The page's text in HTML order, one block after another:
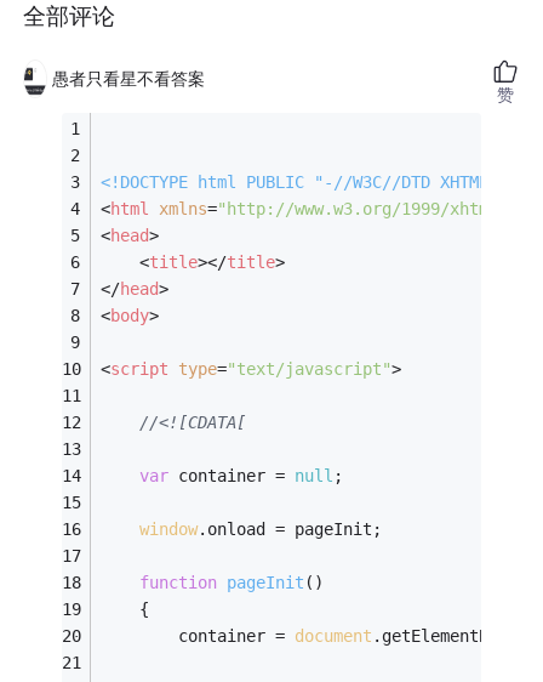
全部评论
愚者只看星不看答案
<!DOCTYPE html PUBLIC
"-//W3C//DTD XHTML
<html xmlns="http://www.w3.org/1999/xhtml"
<head>
<title></title>
</head>
<body>
<script type="text/javascript">
//<![CDATA[
var container = null ;
window.onload = pageInit;
function pageInit ( )
{
        container =
document .getElementById(
赞